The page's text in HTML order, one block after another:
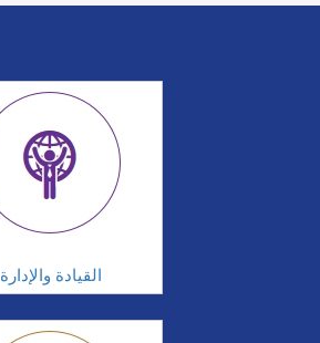
القيادة والإدارة